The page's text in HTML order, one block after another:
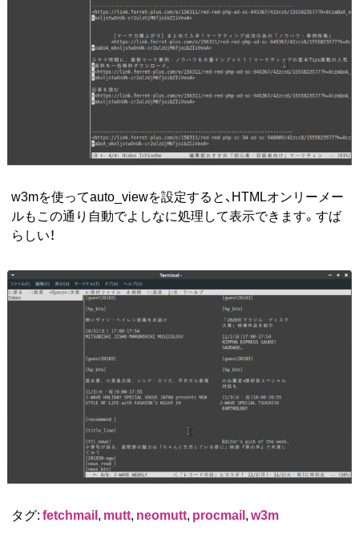
w3mを使ってauto_viewを設定すると、HTMLオンリーメー
ルもこの通り自動でよしなに処理して表示できます。すば
らしい！
タグ:fetchmail, mutt, neomutt, procmail,w3m